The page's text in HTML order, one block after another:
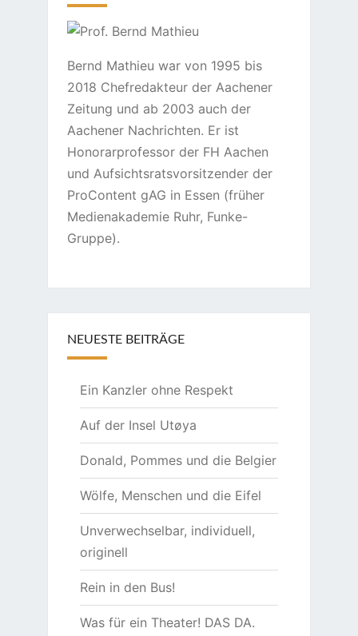
Bernd Mathieu war von 1995 bis
2018 Chefredakteur der Aachener
Zeitung und ab 2003 auch der
Aachener Nachrichten. Er ist
Honorarprofessor der FH Aachen
und Aufsichtsratsvorsitzender der
ProContent gAG in Essen (früher
Medienakademie Ruhr, Funke-
Gruppe).
NEUESTE BEITRÄGE
Ein Kanzler ohne Respekt
Auf der Insel Utøya
Donald, Pommes und die Belgier
Wölfe, Menschen und die Eifel
Unverwechselbar, individuell,
originell
Rein in den Bus!
Was für ein Theater! DAS DA.